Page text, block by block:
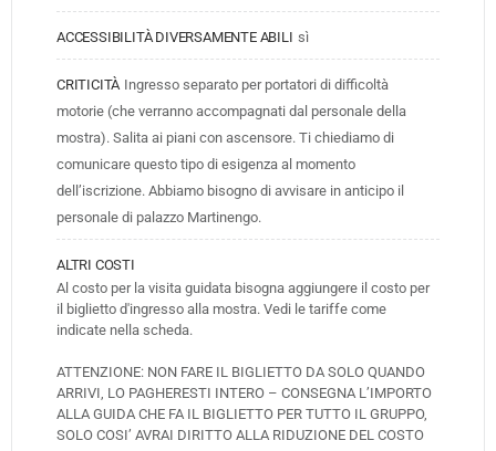
ACCESSIBILITÀ DIVERSAMENTE ABILI sì
CRITICITÀ Ingresso separato per portatori di difficoltà
motorie (che verranno accompagnati dal personale della
mostra). Salita ai piani con ascensore. Ti chiediamo di
comunicare questo tipo di esigenza al momento
dell’iscrizione. Abbiamo bisogno di avvisare in anticipo il
personale di palazzo Martinengo.
ALTRI COSTI
Al costo per la visita guidata bisogna aggiungere il costo per
il biglietto d'ingresso alla mostra. Vedi le tariffe come
indicate nella scheda.
ATTENZIONE: NON FARE IL BIGLIETTO DA SOLO QUANDO
ARRIVI, LO PAGHERESTI INTERO – CONSEGNA L’IMPORTO
ALLA GUIDA CHE FA IL BIGLIETTO PER TUTTO IL GRUPPO,
SOLO COSI’ AVRAI DIRITTO ALLA RIDUZIONE DEL COSTO